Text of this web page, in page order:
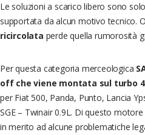
Le soluzioni a scarico libero sono
supportata da alcun motivo tecnico.
ricircolata perde quella rumorosità
Per questa categoria merceologica
off che viene montata sul turbo
per Fiat 500, Panda, Punto, Lancia
SGE – Twinair 0.9L. Di questo
in merito ad alcune problematiche